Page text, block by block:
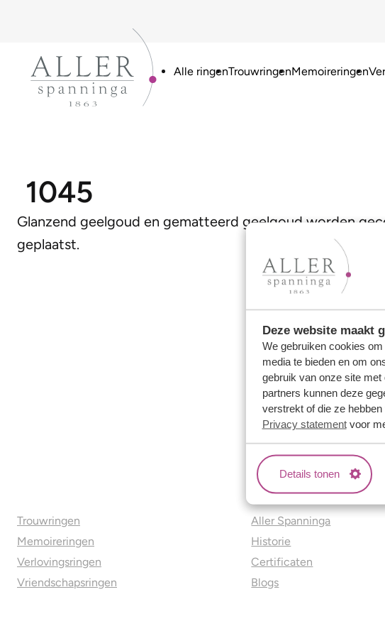
Deze website maakt
We gebruiken cookies
media te bieden en om
gebruik van onze site
partners kunnen deze
verstrekt of die ze
Privacy statementvoor
Details tonen
Alle ringenTrouwringenMemoireringen
1045
Glanzend geelgoud en gematteerd geelgoud worden
geplaatst.
Trouwringen
Memoireringen
Verlovingsringen
Vriendschapsringen
Over ons
Aller Spanninga
Historie
Certificaten
Blogs